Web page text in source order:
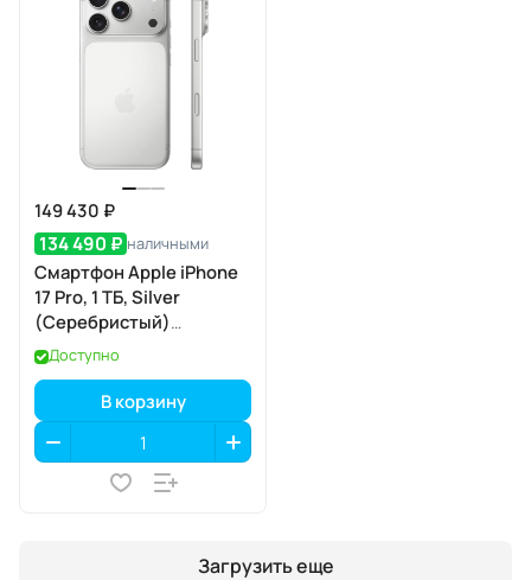
149 430 ₽
134 490 ₽ наличными
Смартфон Apple iPhone
17 Pro, 1 ТБ, Silver
(Серебристый)
SIM+eSIM
Доступно
В корзину
Загрузить еще